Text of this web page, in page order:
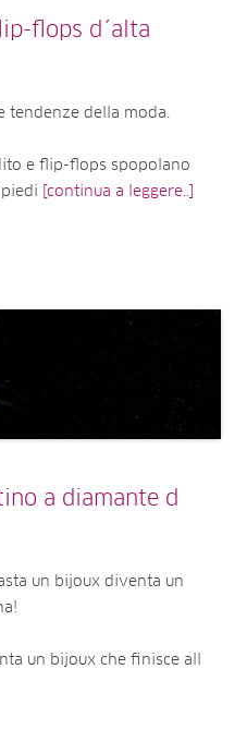
flops d´alta
tendenze della moda.
e flip-flops spopolano
[continua a leggere..]
a diamante d
un bijoux diventa un
un bijoux che finisce all